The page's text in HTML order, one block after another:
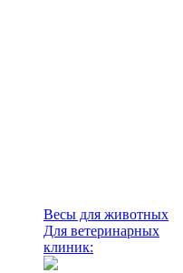
Весы для животных
Для ветеринарных
клиник: